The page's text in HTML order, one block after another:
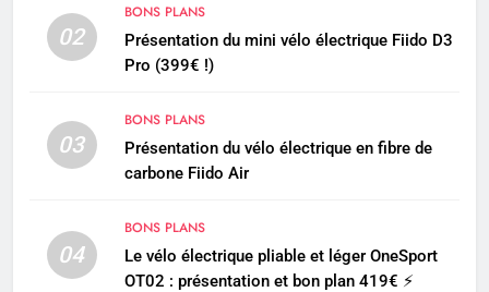
02
BONS PLANS
Présentation du mini vélo électrique Fiido D3
Pro (399€ !)
03
BONS PLANS
Présentation du vélo électrique en fibre de
carbone Fiido Air
04
BONS PLANS
Le vélo électrique pliable et léger OneSport
OT02 : présentation et bon plan 419€ ⚡